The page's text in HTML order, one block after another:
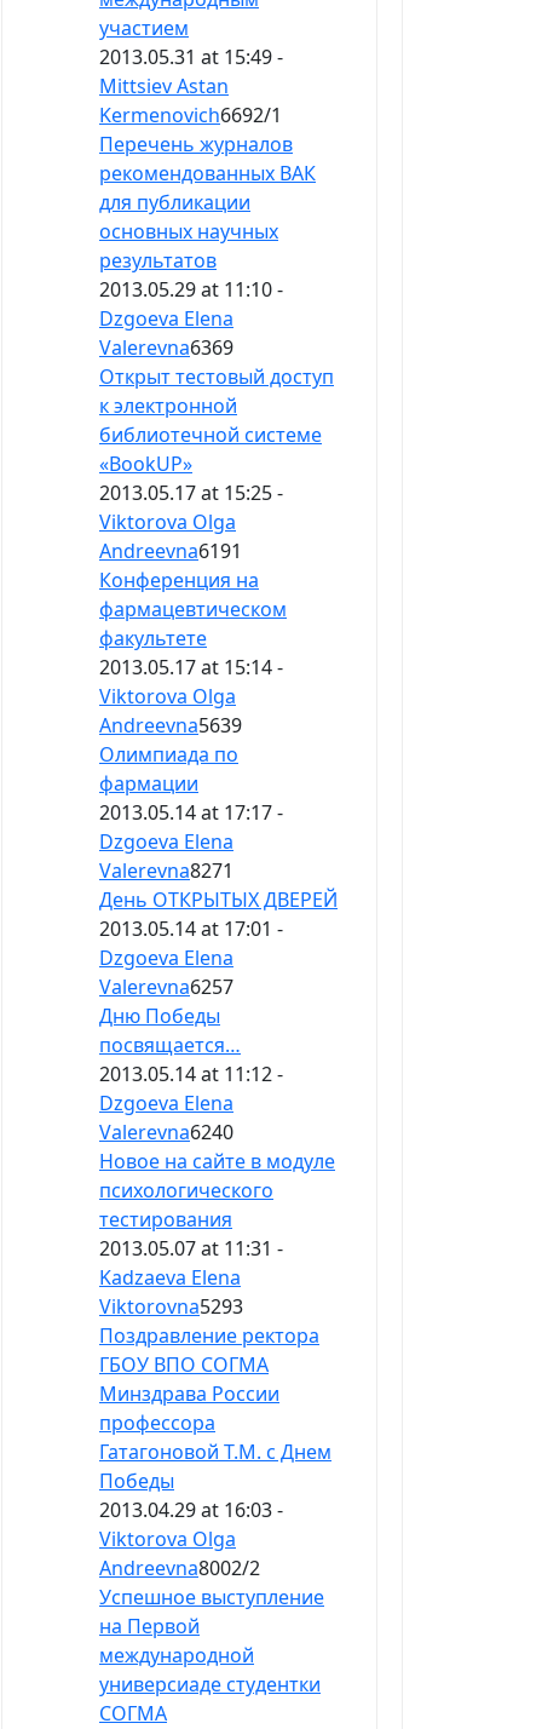
участием
2013.05.31 at 15:49 -
Mittsiev Astan
Kermenovich6692/1
Перечень журналов
рекомендованных ВАК
для публикации
основных научных
результатов
2013.05.29 at 11:10 -
Dzgoeva Elena
Valerevna6369
Открыт тестовый доступ
к электронной
библиотечной системе
«BookUP»
2013.05.17 at 15:25 -
Viktorova Olga
Andreevna6191
Конференция на
фармацевтическом
факультете
2013.05.17 at 15:14 -
Viktorova Olga
Andreevna5639
Олимпиада по
фармации
2013.05.14 at 17:17 -
Dzgoeva Elena
Valerevna8271
День ОТКРЫТЫХ ДВЕРЕЙ
2013.05.14 at 17:01 -
Dzgoeva Elena
Valerevna6257
Дню Победы
посвящается…
2013.05.14 at 11:12 -
Dzgoeva Elena
Valerevna6240
Новое на сайте в модуле
психологического
тестирования
2013.05.07 at 11:31 -
Kadzaeva Elena
Viktorovna5293
Поздравление ректора
ГБОУ ВПО СОГМА
Минздрава России
профессора
Гатагоновой Т.М. с Днем
Победы
2013.04.29 at 16:03 -
Viktorova Olga
Andreevna8002/2
Успешное выступление
на Первой
международной
универсиаде студентки
СОГМА